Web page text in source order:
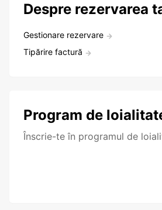
Despre rezervarea
Gestionare rezervare
Tipărire factură
Program de
Înscrie-te în programul de